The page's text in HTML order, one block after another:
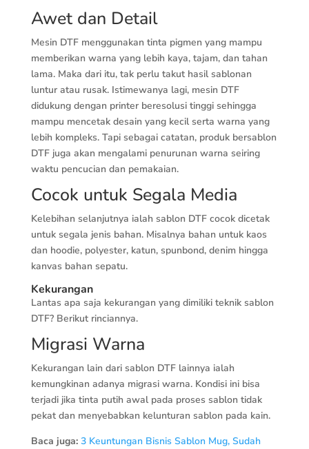
Awet dan Detail
Mesin DTF menggunakan tinta pigmen yang mampu
memberikan warna yang lebih kaya, tajam, dan tahan
lama. Maka dari itu, tak perlu takut hasil sablonan
luntur atau rusak. Istimewanya lagi, mesin DTF
didukung dengan printer beresolusi tinggi sehingga
mampu mencetak desain yang kecil serta warna yang
lebih kompleks. Tapi sebagai catatan, produk bersablon
DTF juga akan mengalami penurunan warna seiring
waktu pencucian dan pemakaian.
Cocok untuk Segala Media
Kelebihan selanjutnya ialah sablon DTF cocok dicetak
untuk segala jenis bahan. Misalnya bahan untuk kaos
dan hoodie, polyester, katun, spunbond, denim hingga
kanvas bahan sepatu.
Kekurangan
Lantas apa saja kekurangan yang dimiliki teknik sablon
DTF? Berikut rinciannya.
Migrasi Warna
Kekurangan lain dari sablon DTF lainnya ialah
kemungkinan adanya migrasi warna. Kondisi ini bisa
terjadi jika tinta putih awal pada proses sablon tidak
pekat dan menyebabkan kelunturan sablon pada kain.
Baca juga: 3 Keuntungan Bisnis Sablon Mug, Sudah